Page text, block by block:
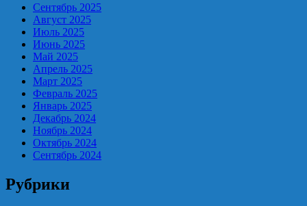
Сентябрь 2025
Август 2025
Июль 2025
Июнь 2025
Май 2025
Апрель 2025
Март 2025
Февраль 2025
Январь 2025
Декабрь 2024
Ноябрь 2024
Октябрь 2024
Сентябрь 2024
Рубрики